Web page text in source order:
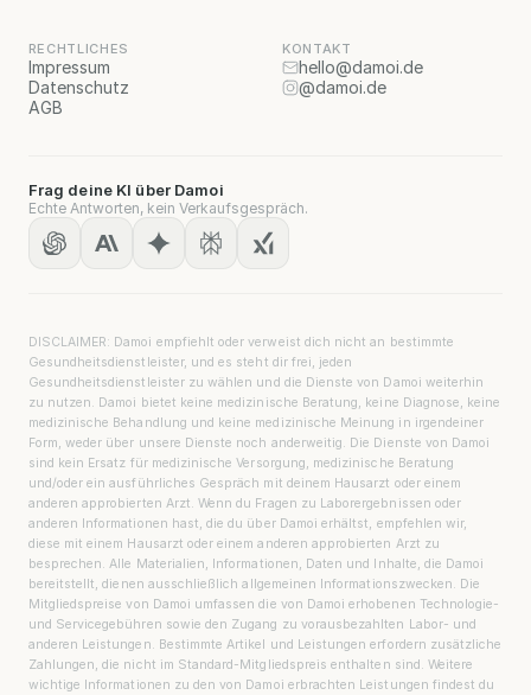
RECHTLICHES
Impressum
Datenschutz
AGB
KONTAKT
hello@damoi.de
@damoi.de
Frag deine KI über Damoi
Echte Antworten, kein Verkaufsgespräch.
DISCLAIMER: Damoi empfiehlt oder verweist dich nicht an bestimmte
Gesundheitsdienstleister, und es steht dir frei, jeden
Gesundheitsdienstleister zu wählen und die Dienste von Damoi weiterhin
zu nutzen. Damoi bietet keine medizinische Beratung, keine Diagnose, keine
medizinische Behandlung und keine medizinische Meinung in irgendeiner
Form, weder über unsere Dienste noch anderweitig. Die Dienste von Damoi
sind kein Ersatz für medizinische Versorgung, medizinische Beratung
und/oder ein ausführliches Gespräch mit deinem Hausarzt oder einem
anderen approbierten Arzt. Wenn du Fragen zu Laborergebnissen oder
anderen Informationen hast, die du über Damoi erhältst, empfehlen wir,
diese mit einem Hausarzt oder einem anderen approbierten Arzt zu
besprechen. Alle Materialien, Informationen, Daten und Inhalte, die Damoi
bereitstellt, dienen ausschließlich allgemeinen Informationszwecken. Die
Mitgliedspreise von Damoi umfassen die von Damoi erhobenen Technologie-
und Servicegebühren sowie den Zugang zu vorausbezahlten Labor- und
anderen Leistungen. Bestimmte Artikel und Leistungen erfordern zusätzliche
Zahlungen, die nicht im Standard-Mitgliedspreis enthalten sind. Weitere
wichtige Informationen zu den von Damoi erbrachten Leistungen findest du